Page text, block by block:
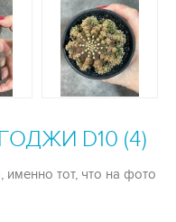
D10 (4)
тот, что на фото